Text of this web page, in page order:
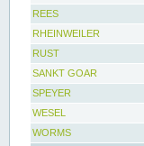
REES
RHEINWEILER
RUST
SANKT GOAR
SPEYER
WESEL
WORMS